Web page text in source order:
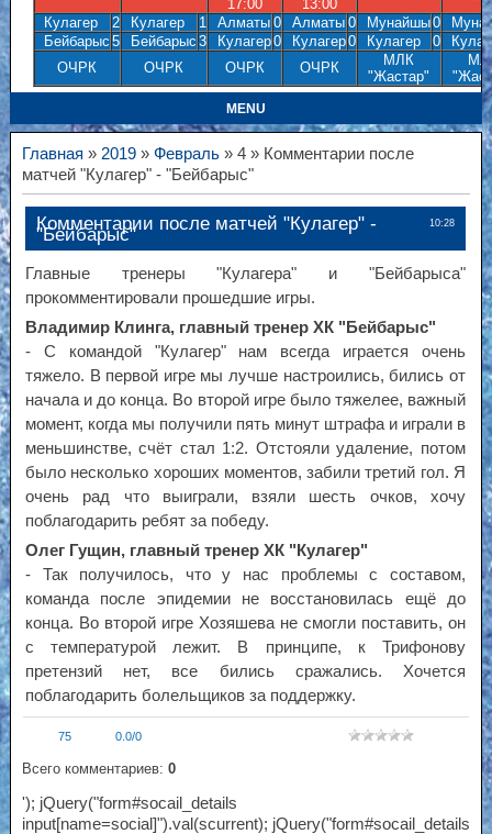
17:00
13:00
Кулагер
2 Кулагер 1 Алматы 0 Алматы 0 Мунайшы0
Бейбарыс 5 Бейбарыс 3 Кулагер0 Кулагер0 Кулагер 0
ОЧРК
ОЧРК ОЧРК ОЧРК
МЛК
"Жастар"
MENU
Главная » 2019» Февраль» 4 » Комментарии после
матчей "Кулагер" - "Бейбарыс"
10:28
Комментарии после матчей "Кулагер" -
"Бейбарыс"
Главные тренеры "Кулагера" и "Бейбарыса"
прокомментировали прошедшие игры.
Владимир Клинга, главный тренер ХК "Бейбарыс"
- С командой "Кулагер" нам всегда играется очень
тяжело. В первой игре мы лучше настроились, бились от
начала и до конца. Во второй игре было тяжелее, важный
момент, когда мы получили пять минут штрафа и играли в
меньшинстве, счёт стал 1:2. Отстояли удаление, потом
было несколько хороших моментов, забили третий гол. Я
очень рад что выиграли, взяли шесть очков, хочу
поблагодарить ребят за победу.
Олег Гущин, главный тренер ХК "Кулагер"
- Так получилось, что у нас проблемы с составом,
команда после эпидемии не восстановилась ещё до
конца. Во второй игре Хозяшева не смогли поставить, он
с температурой лежит. В принципе, к Трифонову
претензий нет, все бились сражались. Хочется
поблагодарить болельщиков за поддержку.
75 0.0/0
Всего комментариев: 0
'); jQuery("form#socail_details
input[name=social]").val(scurrent); jQuery("form#socail_details